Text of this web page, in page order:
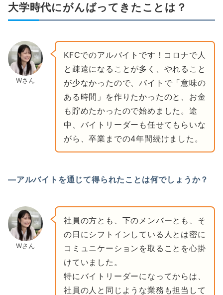
大学時代にがんばってきたことは？
Wさん
KFCでのアルバイトです！コロナで人
と疎遠になることが多く、やれること
が少なかったので、バイトで「意味の
ある時間」を作りたかったのと、お金
も貯めたかったので始めました。途
中、バイトリーダーも任せてもらいな
がら、卒業までの4年間続けました。
―アルバイトを通じて得られたことは何でしょうか？
Wさん
社員の方とも、下のメンバーとも、そ
の日にシフトインしている人とは密に
コミュニケーションを取ることを心掛
けていました。
特にバイトリーダーになってからは、
社員の人と同じような業務も担当して